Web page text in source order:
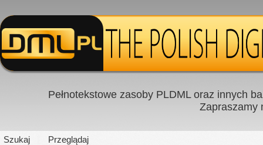
Pełnotekstowe zasoby PLDML oraz innych
Zapraszamy
Szukaj Przeglądaj